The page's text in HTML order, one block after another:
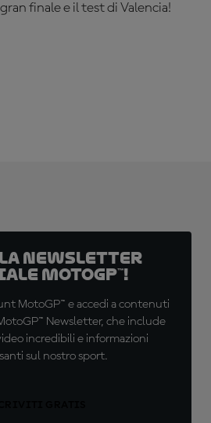
finale e il test di Valencia!
newsletter
MotoGP™!
MotoGP™ e accedi a contenuti
Newsletter, che include
incredibili e informazioni
sul nostro sport.